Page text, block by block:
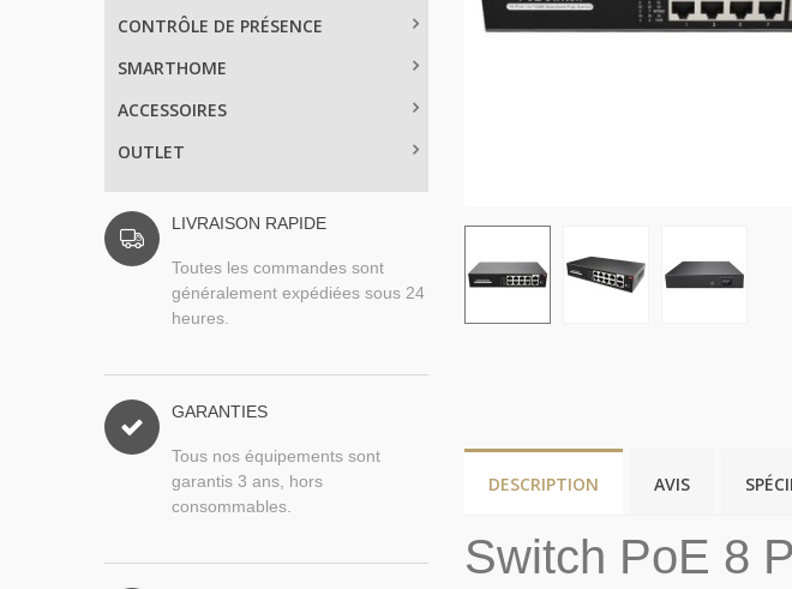
CONTRÔLE DE PRÉSENCE
SMARTHOME
ACCESSOIRES
OUTLET
LIVRAISON RAPIDE
Toutes les commandes sont
généralement expédiées sous 24
heures.
GARANTIES
Tous nos équipements sont
garantis 3 ans, hors
consommables.
DESCRIPTION AVIS
Switch PoE 8